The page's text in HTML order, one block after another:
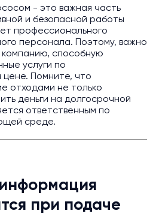
- это важная часть
и безопасной работы
профессионального
персонала. Поэтому, важно
способную
услуги по
цене. Помните, что
отходами не только
деньги на долгосрочной
ответственным по
среде.
при подаче